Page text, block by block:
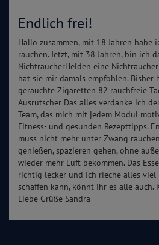
Endlich frei!
Hallo zusammen, mit 18 Jahren habe
rauchen. Jetzt, mit 38 Jahren, bin ich
NichtraucherHelden eine
hat sie mir damals empfohlen. Bisher
gerauchte Zigaretten 82 rauchfreie
Ausrutscher Das alles verdanke ich
Team, das mich mit jedem Modul
Fitness- und gesunden Rezepttipps.
muss nicht mehr unter Zwang
genießen, spazieren gehen, ohne
wieder mehr Luft bekommen. Das
richtig lecker und ich rieche alles viel
schaffen kann, könnt ihr es alle auch.
Liebe Grüße Sandra